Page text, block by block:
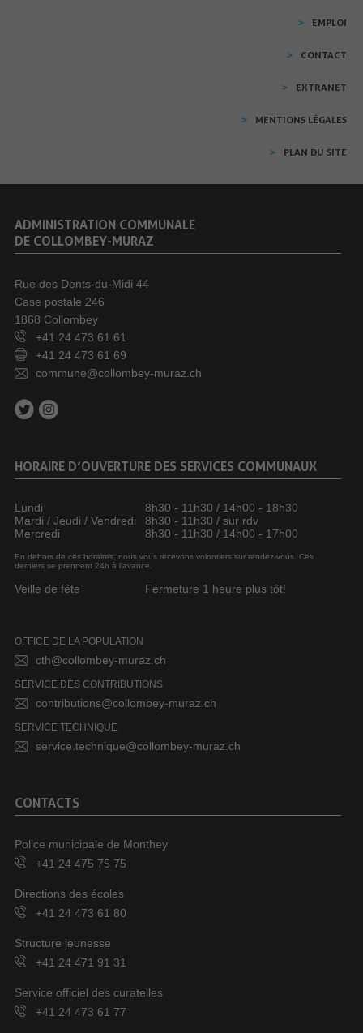
EMPLOI
CONTACT
EXTRANET
MENTIONS LÉGALES
PLAN DU SITE
ADMINISTRATION COMMUNALE
DE COLLOMBEY-MURAZ
Rue des Dents-du-Midi 44
Case postale 246
1868 Collombey
+41 24 473 61 61
+41 24 473 61 69
commune@collombey-muraz.ch
HORAIRE D’OUVERTURE DES SERVICES COMMUNAUX
Lundi
8h30 - 11h30 / 14h00 - 18h30
Mardi / Jeudi / Vendredi
8h30 - 11h30 / sur rdv
Mercredi
8h30 - 11h30 / 14h00 - 17h00
En dehors de ces horaires, nous vous recevons volontiers sur rendez-vous. Ces
derniers se prennent 24h à l’avance.
Veille de fête Fermeture 1 heure plus tôt!
OFFICE DE LA POPULATION
cth@collombey-muraz.ch
SERVICE DES CONTRIBUTIONS
contributions@collombey-muraz.ch
SERVICE TECHNIQUE
service.technique@collombey-muraz.ch
CONTACTS
Police municipale de Monthey
+41 24 475 75 75
Directions des écoles
+41 24 473 61 80
Structure jeunesse
+41 24 471 91 31
Service officiel des curatelles
+41 24 473 61 77